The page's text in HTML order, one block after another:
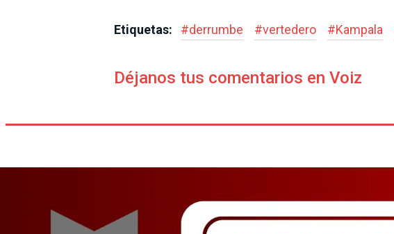
Etiquetas: #derrumbe #vertedero #Kampala
Déjanos tus comentarios en Voiz